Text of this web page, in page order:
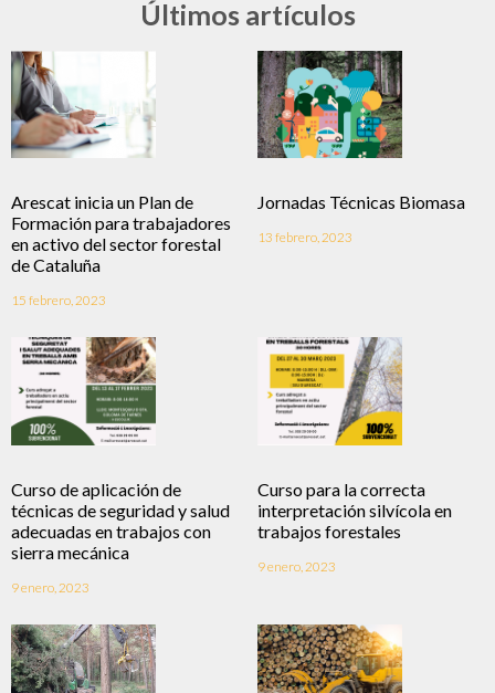
Últimos artículos
Arescat inicia un Plan de
Formación para trabajadores
en activo del sector forestal
de Cataluña
15 febrero, 2023
Jornadas Técnicas Biomasa
13 febrero, 2023
Curso de aplicación de
técnicas de seguridad y salud
adecuadas en trabajos con
sierra mecánica
9 enero, 2023
Curso para la correcta
interpretación silvícola en
trabajos forestales
9 enero, 2023